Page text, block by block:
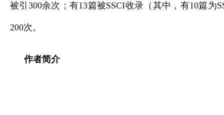
被引300余次；有13篇被SSCI收录（其中，有10篇
200次。
作者简介